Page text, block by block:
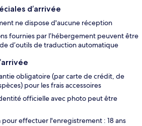
d’arrivée
ne dispose d'aucune réception
fournies par l’hébergement peuvent être
d’outils de traduction automatique
obligatoire (par carte de crédit, de
pour les frais accessoires
officielle avec photo peut être
effectuer l'enregistrement : 18 ans